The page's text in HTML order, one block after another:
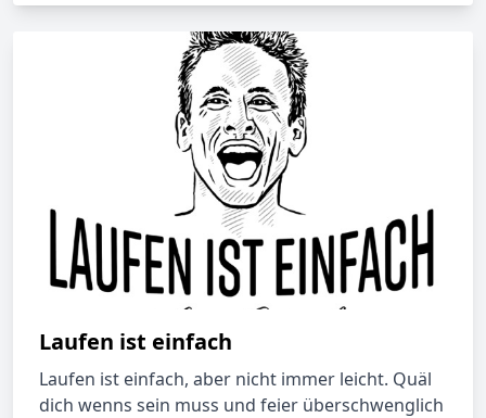
Laufen ist einfach
Laufen ist einfach, aber nicht immer leicht. Quäl
dich wenns sein muss und feier überschwenglich